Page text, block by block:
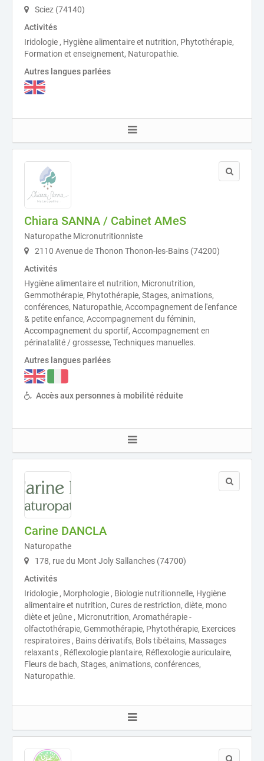
Sciez (74140)
Activités
Iridologie , Hygiène alimentaire et nutrition, Phytothérapie,
Formation et enseignement, Naturopathie.
Autres langues parlées
Chiara SANNA / Cabinet AMeS
Naturopathe Micronutritionniste
2110 Avenue de Thonon Thonon-les-Bains (74200)
Activités
Hygiène alimentaire et nutrition, Micronutrition,
Gemmothérapie, Phytothérapie, Stages, animations,
conférences, Naturopathie, Accompagnement de l'enfance
& petite enfance, Accompagnement du féminin,
Accompagnement du sportif, Accompagnement en
périnatalité / grossesse, Techniques manuelles.
Autres langues parlées
Accès aux personnes à mobilité réduite
Carine DANCLA
Naturopathe
178, rue du Mont Joly Sallanches (74700)
Activités
Iridologie , Morphologie , Biologie nutritionnelle, Hygiène
alimentaire et nutrition, Cures de restriction, diète, mono
diète et jeûne , Micronutrition, Aromathérapie -
olfactothérapie, Gemmothérapie, Phytothérapie, Exercices
respiratoires , Bains dérivatifs, Bols tibétains, Massages
relaxants , Réflexologie plantaire, Réflexologie auriculaire,
Fleurs de bach, Stages, animations, conférences,
Naturopathie.